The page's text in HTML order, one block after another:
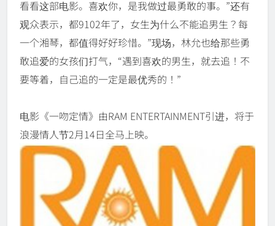
看看这部电影。喜欢你，是我做过最勇敢的事。”还有
观众表示，都9102年了，女生为什么不能追男生？每
一个湘琴，都值得好好珍惜。”现场，林允也给那些勇
敢追爱的女孩们打气，“遇到喜欢的男生，就去追！不
要等着，自己追的一定是最优秀的！”
电影《一吻定情》由RAM ENTERTAINMENT引进，将于
浪漫情人节2月14日全马上映。